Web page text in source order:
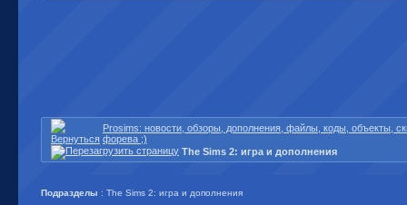
Prosims: новости, обзоры, дополнения, файлы, коды, объекты,
форева ;)
The Sims 2: игра и дополнения
Подразделы : The Sims 2: игра и дополнения